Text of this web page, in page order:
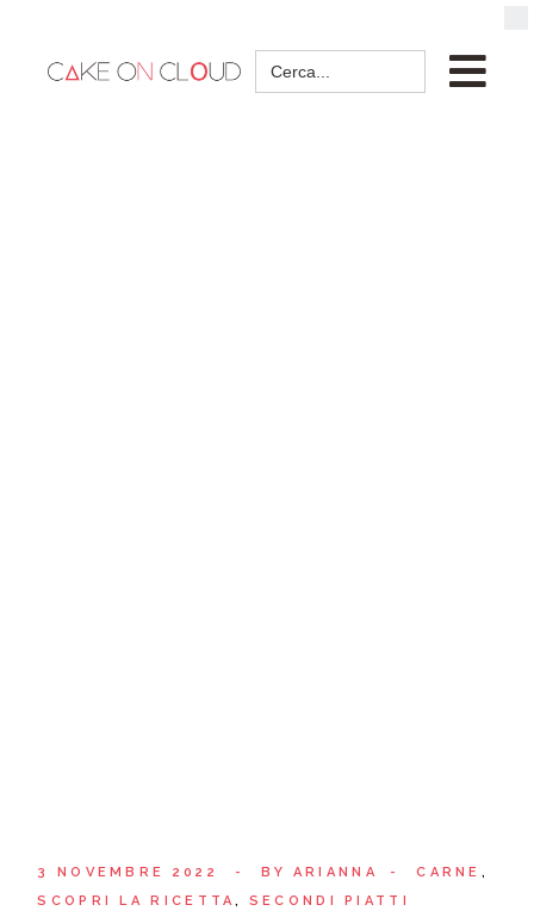
Search
for:
3 NOVEMBRE 2022 BY ARIANNA
CARNE
SCOPRI LA RICETTA
SECONDI PIATTI